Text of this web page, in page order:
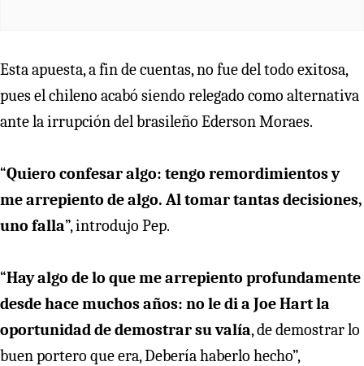
Esta apuesta, a fin de cuentas, no fue del todo exitosa,
pues el chileno acabó siendo relegado como alternativa
ante la irrupción del brasileño Ederson Moraes.
“Quiero confesar algo: tengo remordimientos y
me arrepiento de algo. Al tomar tantas decisiones,
uno falla”, introdujo Pep.
“Hay algo de lo que me arrepiento profundamente
desde hace muchos años: no le di a Joe Hart la
oportunidad de demostrar su valía, de demostrar lo
buen portero que era, Debería haberlo hecho”,